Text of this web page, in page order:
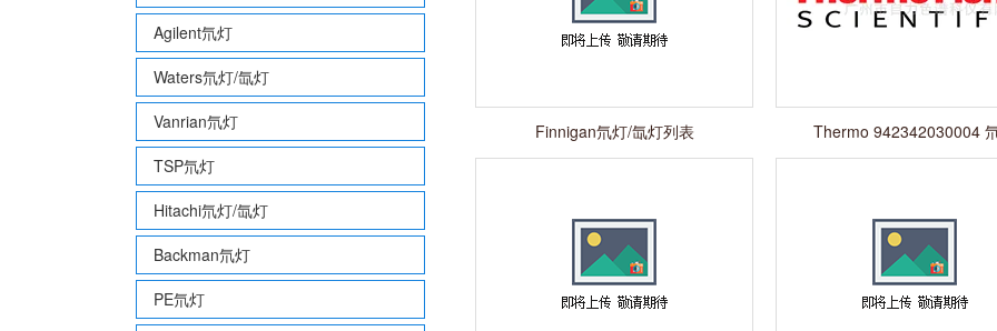
Agilent氘灯
Waters氘灯/氙灯
Vanrian氘灯
TSP氘灯
Hitachi氘灯/氙灯
Backman氘灯
PE氘灯
Finnigan氘灯/氙灯列表 Thermo 942342030004